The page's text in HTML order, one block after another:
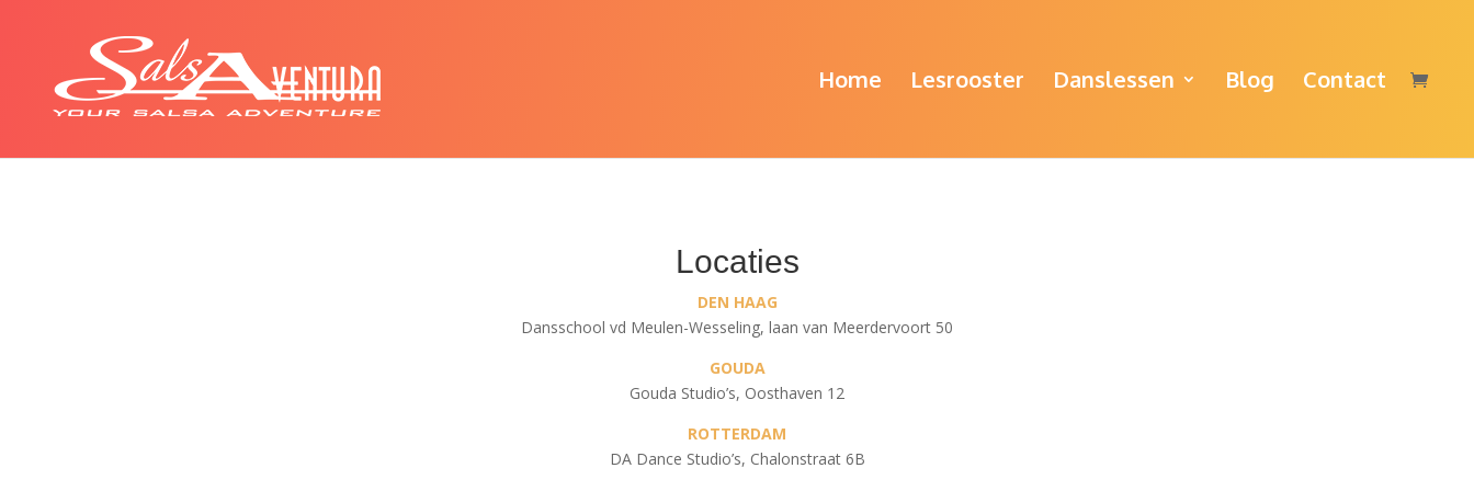
Home Lesrooster Danslessen Blog Contact
Locaties
DEN HAAG
Dansschool vd Meulen-Wesseling, laan van Meerdervoort 50
GOUDA
Gouda Studio’s, Oosthaven 12
ROTTERDAM
DA Dance Studio’s, Chalonstraat 6B